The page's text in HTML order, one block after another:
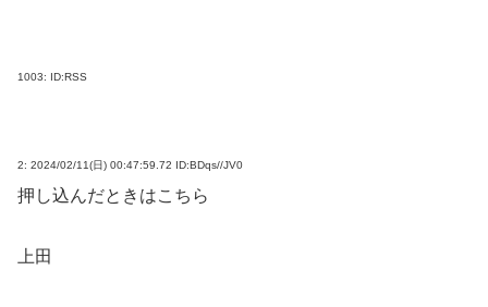
1003: ID:RSS
2: 2024/02/11(日) 00:47:59.72 ID:BDqs//JV0
押し込んだときはこちら
上田